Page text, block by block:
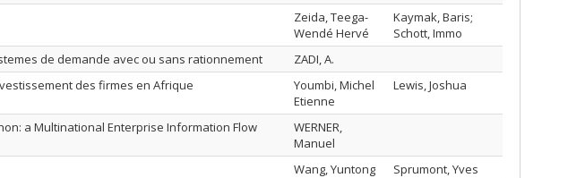
Zeida, Teega-
Wendé Hervé
Kaymak, Baris;
Schott, Immo
de demande avec ou sans rationnement
ZADI, A.
des firmes en Afrique
Youmbi, Michel
Etienne
Lewis, Joshua
a Multinational Enterprise Information Flow
WERNER,
Manuel
Wang, Yuntong
Sprumont, Yves